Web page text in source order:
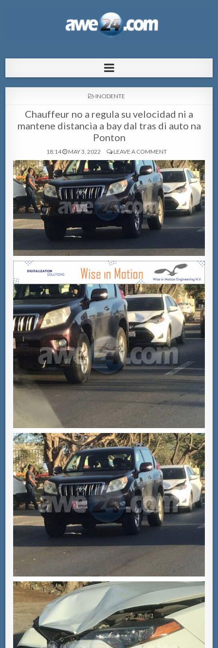
pa Aruba
POSTED
INCIDENTE
Chauffeur no a regula su velocidad ni a
mantene distancia a bay dal tras di auto na
Ponton
18:14 MAY 3, 2022 LEAVE A COMMENT